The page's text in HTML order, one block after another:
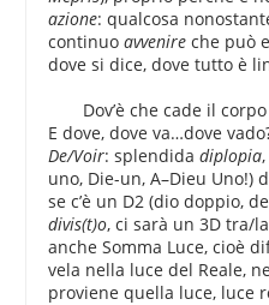
azione: qualcosa
continuoavvenire che può
dove si dice, dove tutto è
Dov’è che cade il
E dove, dove va…dove
De/Voir: splendidadiplopia
uno, Die-un, A–Dieu Uno!)
se c’è un D2 (dio doppio,
divis(t)o, ci sarà un 3D tra/
anche Somma Luce, cioè
vela nella luce del Reale,
proviene quella luce, luce